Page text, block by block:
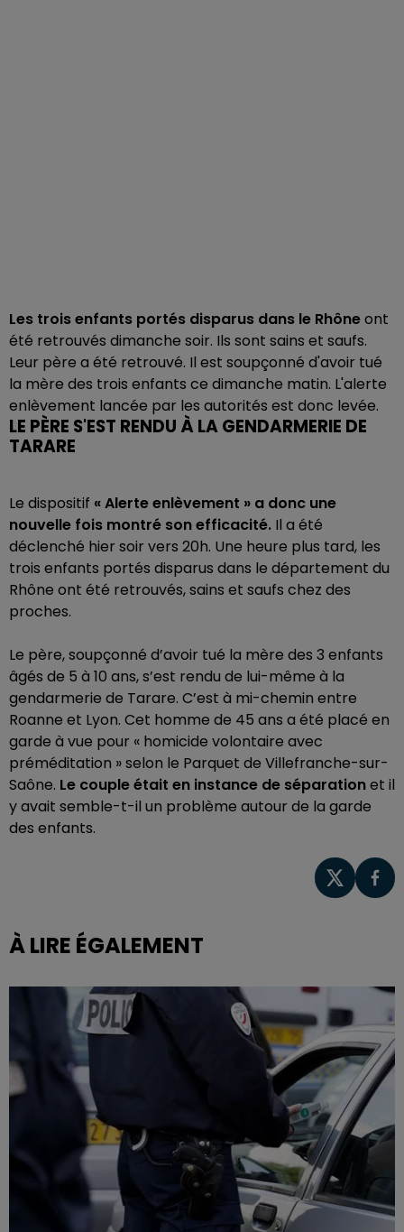
Les trois enfants portés disparus dans le Rhôneont
été retrouvés dimanche soir. Ils sont sains et saufs.
Leur père a été retrouvé. Il est soupçonné d'avoir tué
la mère des trois enfants ce dimanche matin. L'alerte
enlèvement lancée par les autorités est donc levée.
LE PÈRE S'EST RENDU À LA GENDARMERIE DE
TARARE
Le dispositif « Alerte enlèvement » a donc une
nouvelle fois montré son efficacité. Il a été
déclenché hier soir vers 20h. Une heure plus tard, les
trois enfants portés disparus dans le département du
Rhône ont été retrouvés, sains et saufs chez des
proches.
Le père, soupçonné d’avoir tué la mère des 3 enfants
âgés de 5 à 10 ans, s’est rendu de lui-même à la
gendarmerie de Tarare. C’est à mi-chemin entre
Roanne et Lyon. Cet homme de 45 ans a été placé en
garde à vue pour « homicide volontaire avec
préméditation » selon le Parquet de Villefranche-sur-
Saône. Le couple était en instance de séparationet il
y avait semble-t-il un problème autour de la garde
des enfants.
À LIRE ÉGALEMENT